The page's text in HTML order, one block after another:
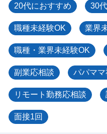
20代におすすめ 30
職種未経験OK 業界
職種・業界未経験OK
副業応相談 パパマ
リモート勤務応相談
面接1回